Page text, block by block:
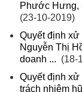
Phước Hưng,
(23-10-2019)
Quyết định
Nguyễn Thị
doanh ... (18-
Quyết định
trách nhiệm